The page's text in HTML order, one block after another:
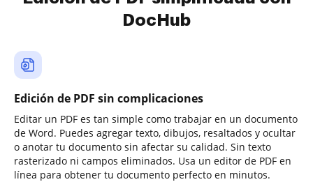
DocHub
Edición de PDF sin complicaciones
Editar un PDF es tan simple como trabajar en un documento
de Word. Puedes agregar texto, dibujos, resaltados y ocultar
o anotar tu documento sin afectar su calidad. Sin texto
rasterizado ni campos eliminados. Usa un editor de PDF en
línea para obtener tu documento perfecto en minutos.